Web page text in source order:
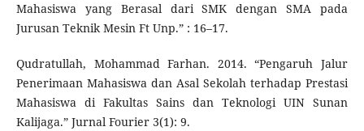
Mahasiswa yang Berasal dari SMK dengan SMA pada
Jurusan Teknik Mesin Ft Unp.” : 16–17.
Qudratullah, Mohammad Farhan. 2014. “Pengaruh Jalur
Penerimaan Mahasiswa dan Asal Sekolah terhadap Prestasi
Mahasiswa di Fakultas Sains dan Teknologi UIN Sunan
Kalijaga.” Jurnal Fourier 3(1): 9.